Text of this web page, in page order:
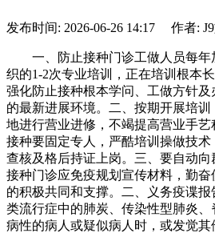
发布时间: 2026-06-26 14:17 作者:
一、防止接种门诊工做人员每年
织的1-2次专业培训，正在培训根本
强化防止接种根本学问、工做方针
的最新进展环境。二、按期开展培
地进行营业进修，不竭提高营业手
接种要固定专人，严酷培训操做技
查核及格后持证上岗。三、要自动向
接种门诊应免疫规划宣传材料，勤
的积极共同和支撑。二、义务疫谍
类流行症中的肺炭、传染性型肺炎
病性的病人或疑似病人时，或发觉